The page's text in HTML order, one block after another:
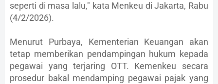
seperti di masa lalu," kata Menkeu di Jakarta, Rabu
(4/2/2026).
Menurut Purbaya, Kementerian Keuangan akan
tetap memberikan pendampingan hukum kepada
pegawai yang terjaring OTT. Kemenkeu secara
prosedur bakal mendamping pegawai pajak yang